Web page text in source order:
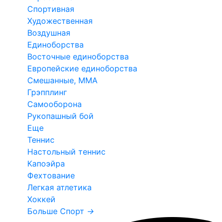
Спортивная
Художественная
Воздушная
Единоборства
Восточные единоборства
Европейские единоборства
Смешанные, ММА
Грэпплинг
Самооборона
Рукопашный бой
Еще
Теннис
Настольный теннис
Капоэйра
Фехтование
Легкая атлетика
Хоккей
Больше Спорт →